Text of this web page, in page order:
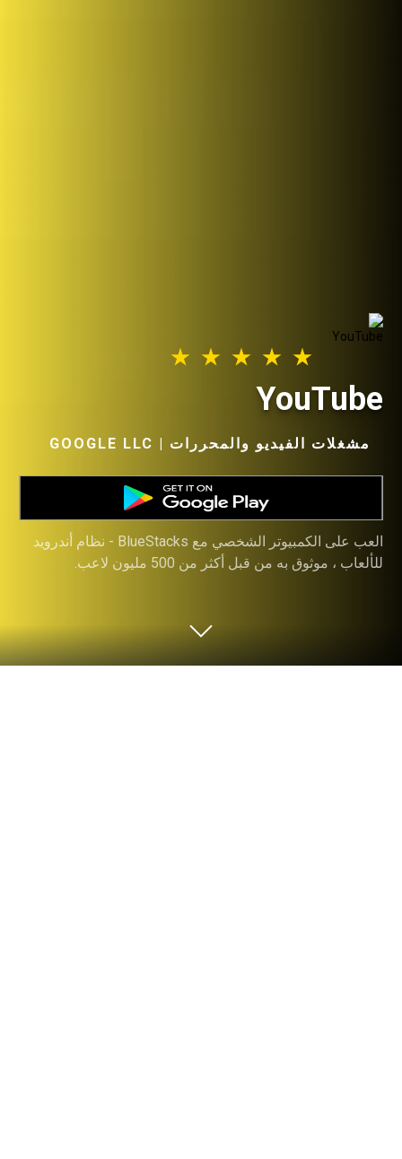
YouTube
مشغلات الفيديو والمحررات | GOOGLE LLC‏
العب على الكمبيوتر الشخصي مع BlueStacks - نظام أندرويد
للألعاب ، موثوق به من قبل أكثر من 500 مليون لاعب.